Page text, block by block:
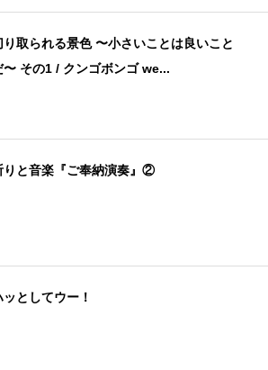
り取られる景色 〜小さいことは良いこと
〜 その1 / クンゴボンゴ we...
りと音楽『ご奉納演奏』②
ッとしてウー！